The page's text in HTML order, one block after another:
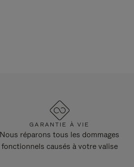
GARANTIE À VIE
Nous réparons tous les dommages
fonctionnels causés à votre valise